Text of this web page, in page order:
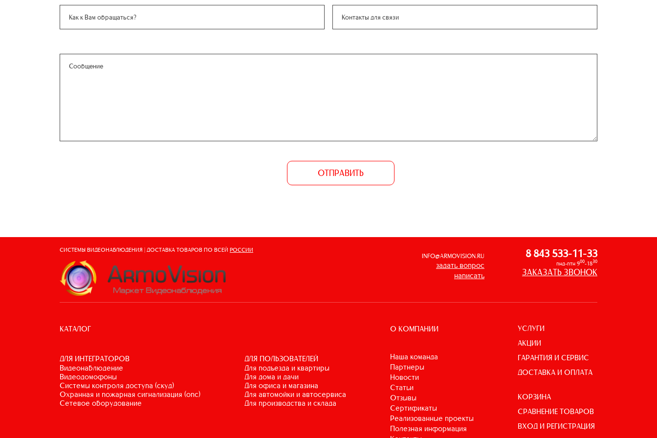
ОТПРАВИТЬ
СИСТЕМЫ ВИДЕОНАБЛЮДЕНИЯ | ДОСТАВКА ТОВАРОВ ПО ВСЕЙ РОССИИ
INFO@ARMOVISION.RU
задать вопрос
написать
8 843 533-11-33
пнд-птн 900-1830
ЗАКАЗАТЬ ЗВОНОК
КАТАЛОГ
ДЛЯ ИНТЕГРАТОРОВ
видеонаблюдение
видеодомофоны
системы контроля доступа (скуд)
охранная и пожарная сигнализация (опс)
сетевое оборудование
ДЛЯ ПОЛЬЗОВАТЕЛЕЙ
для подъезда и квартиры
для дома и дачи
для офиса и магазина
для автомойки и автосервиса
для производства и склада
О КОМПАНИИ
Наша команда
Партнеры
Новости
Статьи
Отзывы
Сертификаты
Реализованные проекты
Полезная информация
УСЛУГИ
АКЦИИ
ГАРАНТИЯ И СЕРВИС
ДОСТАВКА И ОПЛАТА
КОРЗИНА
СРАВНЕНИЕ ТОВАРОВ
ВХОД И РЕГИСТРАЦИЯ